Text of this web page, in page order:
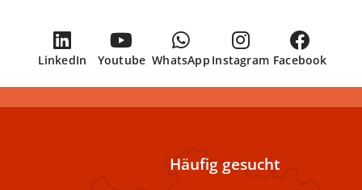
Facebook
Instagram
WhatsApp
Youtube
LinkedIn
Häufig gesucht